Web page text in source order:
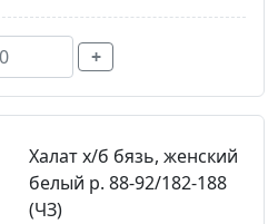
+
Халат х/б бязь, женский
белый р. 88-92/182-188
(ЧЗ)